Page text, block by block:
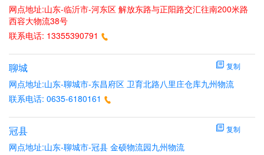
网点地址:山东-临沂市-河东区 解放东路与正阳路交汇往南200米路
西容大物流38号
联系电话: 13355390791
聊城 复制
网点地址:山东-聊城市-东昌府区 卫育北路八里庄仓库九州物流
联系电话: 0635-6180161
冠县 复制
网点地址:山东-聊城市-冠县 金硕物流园九州物流